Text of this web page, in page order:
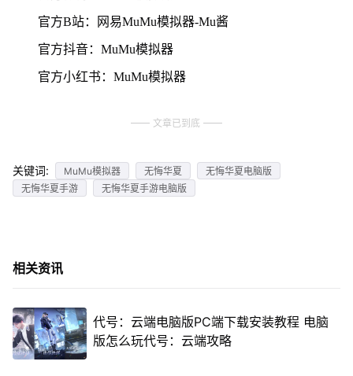
官方B站：网易MuMu模拟器-Mu酱
官方抖音：MuMu模拟器
官方小红书：MuMu模拟器
文章已到底
关键词: MuMu模拟器 无悔华夏
无悔华夏电脑版
无悔华夏手游
无悔华夏手游电脑版
相关资讯
代号：云端电脑版PC端下载安装教程 电脑
版怎么玩代号：云端攻略